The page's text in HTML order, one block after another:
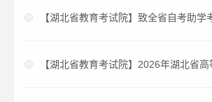
【湖北省教育考试院】致全省自考助学
信
【湖北省教育考试院】2026年湖北省